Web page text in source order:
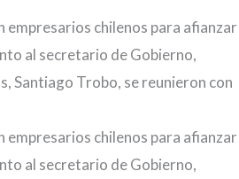
empresarios chilenos para afianzar
al secretario de Gobierno,
Santiago Trobo, se reunieron con
empresarios chilenos para afianzar
al secretario de Gobierno,